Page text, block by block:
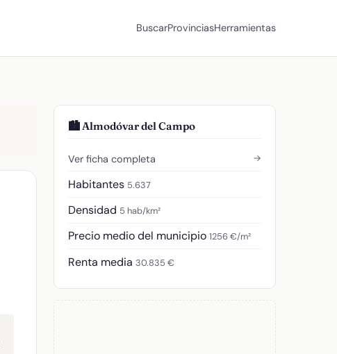
BuscarProvinciasHerramientas
🏙️ Almodóvar del Campo
Ver ficha completa →
Habitantes 5.637
Densidad 5 hab/km²
Precio medio del municipio 1256 €/m²
Renta media 30.835 €